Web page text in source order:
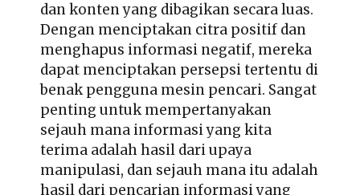
dan konten yang dibagikan secara luas.
Dengan menciptakan citra positif dan
menghapus informasi negatif, mereka
dapat menciptakan persepsi tertentu di
benak pengguna mesin pencari. Sangat
penting untuk mempertanyakan
sejauh mana informasi yang kita
terima adalah hasil dari upaya
manipulasi, dan sejauh mana itu adalah
hasil dari pencarian informasi yang